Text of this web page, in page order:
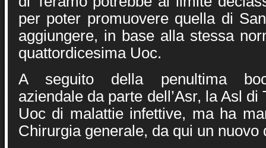
per poter promuovere quella di
aggiungere, in base alla stessa
quattordicesima Uoc.
A seguito della penultima
aziendale da parte dell’Asr, la Asl di
Uoc di malattie infettive, ma ha
Chirurgia generale, da qui un nuovo